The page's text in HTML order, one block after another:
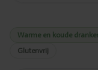
Warme en koude
Glutenvrij